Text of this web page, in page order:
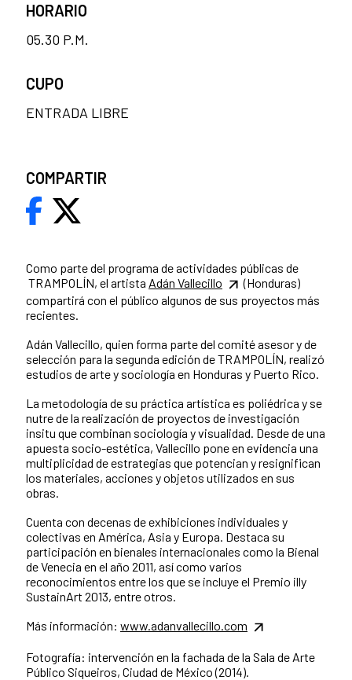
Como parte del programa de actividades públicas de
TRAMPOLÍN, el artista Adán Vallecillo
(Honduras)
compartirá con el público algunos de sus proyectos más
recientes.
Adán Vallecillo, quien forma parte del comité asesor y de
selección para la segunda edición de TRAMPOLÍN, realizó
estudios de arte y sociología en Honduras y Puerto Rico.
La metodología de su práctica artística es poliédrica y se
nutre de la realización de proyectos de investigación
insitu que combinan sociología y visualidad. Desde de una
apuesta socio-estética, Vallecillo pone en evidencia una
multiplicidad de estrategias que potencian y resignifican
los materiales, acciones y objetos utilizados en sus
obras.
Cuenta con decenas de exhibiciones individuales y
colectivas en América, Asia y Europa. Destaca su
participación en bienales internacionales como la Bienal
de Venecia en el año 2011, así como varios
reconocimientos entre los que se incluye el Premio illy
SustainArt 2013, entre otros.
Más información: www.adanvallecillo.com
Fotografía: intervención en la fachada de la Sala de Arte
Público Siqueiros, Ciudad de México (2014).
HORARIO
05.30 P.M.
CUPO
ENTRADA LIBRE
COMPARTIR